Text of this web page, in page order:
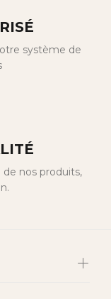
système de
nos produits,